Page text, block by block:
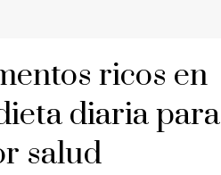
ricos en
diaria para
salud